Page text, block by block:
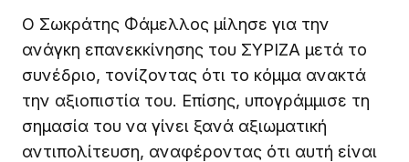
Ο Σωκράτης Φάμελλος μίλησε για την
ανάγκη επανεκκίνησης του ΣΥΡΙΖΑ μετά το
συνέδριο, τονίζοντας ότι το κόμμα ανακτά
την αξιοπιστία του. Επίσης, υπογράμμισε τη
σημασία του να γίνει ξανά αξιωματική
αντιπολίτευση, αναφέροντας ότι αυτή είναι